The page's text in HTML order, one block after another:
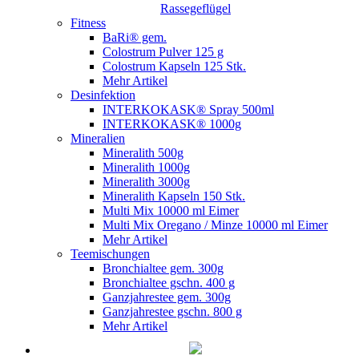
Rassegeflügel
Fitness
BaRi® gem.
Colostrum Pulver 125 g
Colostrum Kapseln 125 Stk.
Mehr Artikel
Desinfektion
INTERKOKASK® Spray 500ml
INTERKOKASK® 1000g
Mineralien
Mineralith 500g
Mineralith 1000g
Mineralith 3000g
Mineralith Kapseln 150 Stk.
Multi Mix 10000 ml Eimer
Multi Mix Oregano / Minze 10000 ml Eimer
Mehr Artikel
Teemischungen
Bronchialtee gem. 300g
Bronchialtee gschn. 400 g
Ganzjahrestee gem. 300g
Ganzjahrestee gschn. 800 g
Mehr Artikel